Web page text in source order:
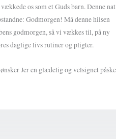
os som et Guds barn. Denne nat
Godmorgen! Må denne hilsen
godmorgen, så vi vækkes til, på ny
daglige livs rutiner og pligter.
Jer en glædelig og velsignet påske